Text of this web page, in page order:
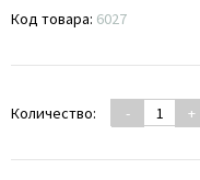
Код товара: 6027
Количество: - +